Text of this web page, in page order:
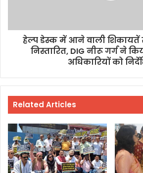
हेल्प डेस्क में आने वाली शिकायतें
निस्तारित, DIG नीरू गर्ग ने
अधिकारियों को
Related Articles